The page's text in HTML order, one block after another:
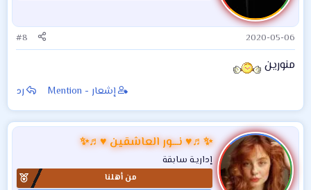
2020-05-06
#8
منورين
إشعار - Mention رد
✨♬♥ نـــور العاشقين ♥♬✨
إداريـة سابقة
من أهلنا